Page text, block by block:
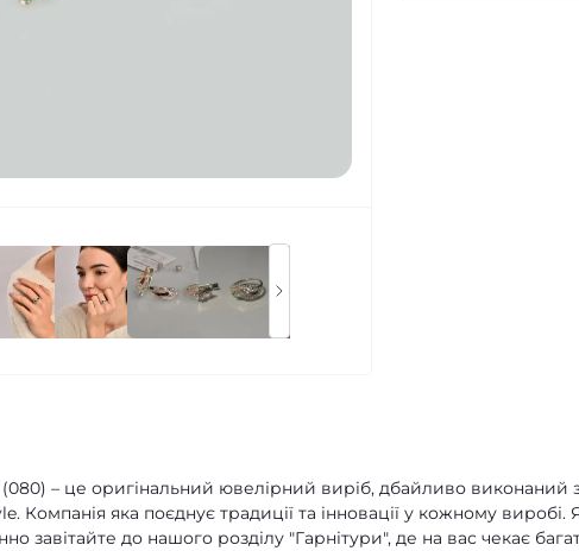
(080) – це оригінальний ювелірний виріб, дбайливо виконаний
Компанія яка поєднує традиції та інновації у кожному виробі.
завітайте до нашого розділу "Гарнітури", де на вас чекає